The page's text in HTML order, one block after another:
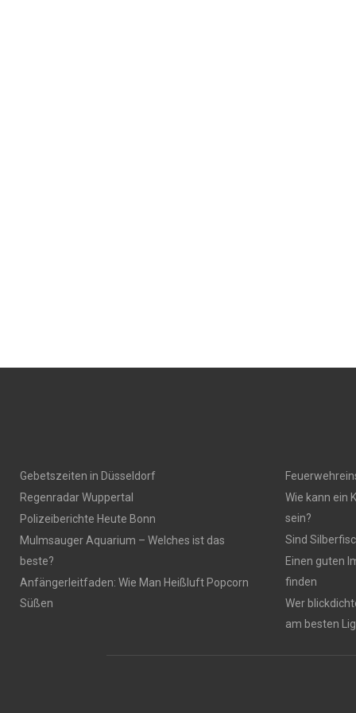
Gebetszeiten in Düsseldorf
Regenradar Wuppertal
Polizeiberichte Heute Bonn
Mulmsauger Aquarium – Welches ist das
beste?
Anfängerleitfaden: Wie Man Heißluft Popcorn
Süßen
Wie kann ein
sein?
Sind
Einen guten
finden
Wer
am besten